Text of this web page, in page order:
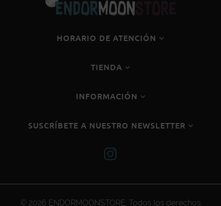
HORARIO DE ATENCIÓN
TIENDA
INFORMACIÓN
SUSCRÍBETE A NUESTRO NEWSLETTER
© 2026 ENDORMOONSTORE. Todos los derechos